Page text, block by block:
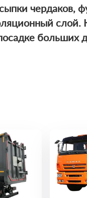
чердаков,
слой.
больших